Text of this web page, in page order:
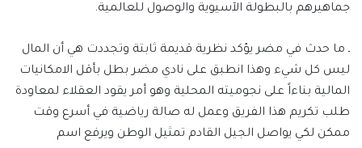
جماهيرهم بالبطولة الآسيوية والوصول للعالمية.
ـ ما حدث في مضر يؤكد نظرية قديمة ثابتة وتجددت هي أن المال
ليس كل شيء وهذا انطبق على نادي مضر بطل بأقل الامكانيات
المالية بناءاً على نجوميته المحلية وهو أمر يقود العقلاء لمعاودة
طلب تكريم هذا الفريق وعمل له صالة رياضية في أسرع وقت
ممكن لكي يواصل الجيل القادم تمثيل الوطن ويرفع اسم